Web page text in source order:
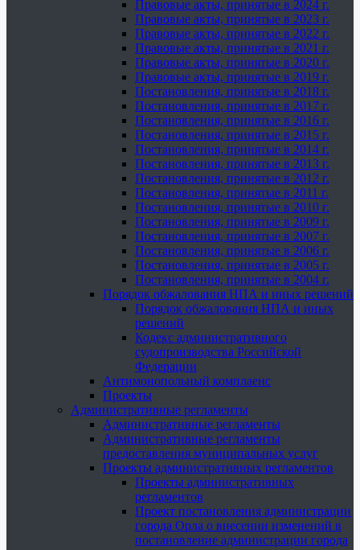
Правовые акты, принятые в 2024 г.
Правовые акты, принятые в 2023 г.
Правовые акты, принятые в 2022 г.
Правовые акты, принятые в 2021 г.
Правовые акты, принятые в 2020 г.
Правовые акты, принятые в 2019 г.
Постановления, принятые в 2018 г.
Постановления, принятые в 2017 г.
Постановления, принятые в 2016 г.
Постановления, принятые в 2015 г.
Постановления, принятые в 2014 г.
Постановления, принятые в 2013 г.
Постановления, принятые в 2012 г.
Постановления, принятые в 2011 г.
Постановления, принятые в 2010 г.
Постановления, принятые в 2009 г.
Постановления, принятые в 2007 г.
Постановления, принятые в 2006 г.
Постановления, принятые в 2005 г.
Постановления, принятые в 2004 г.
Порядок обжалования НПА и иных решений
Порядок обжалования НПА и иных
решений
Кодекс административного
судопроизводства Российской
Федерации
Антимонопольный комплаенс
Проекты
Административные регламенты
Административные регламенты
Административные регламенты
предоставления муниципальных услуг
Проекты административных регламентов
Проекты административных
регламентов
Проект постановления администрации
города Орла о внесении изменений в
постановление администрации города